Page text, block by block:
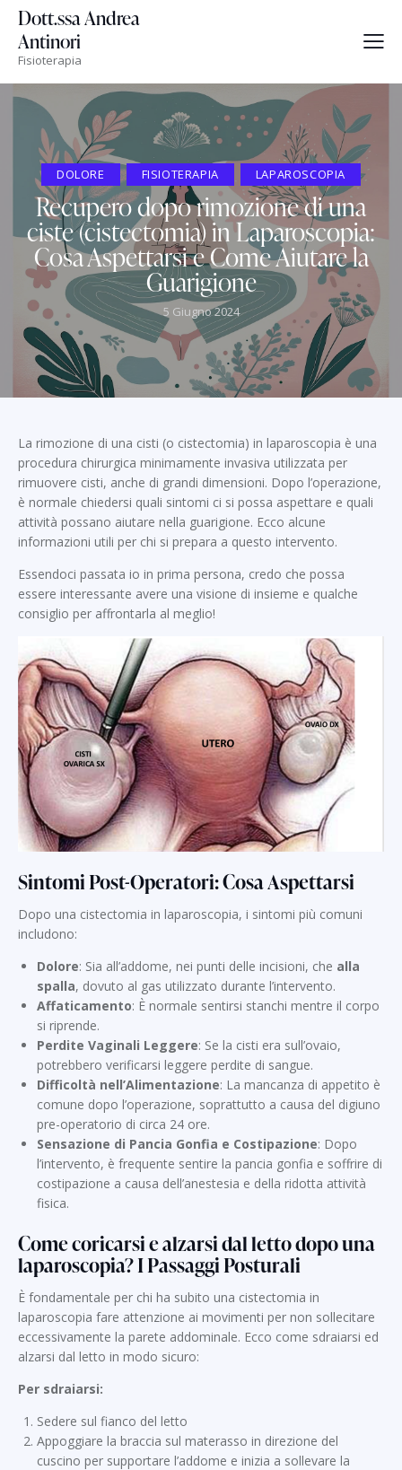
Dott.ssa Andrea
Antinori
Fisioterapia
DOLORE FISIOTERAPIA LAPAROSCOPIA
Recupero dopo rimozione di una
ciste (cistectomia) in Laparoscopia:
Cosa Aspettarsi e Come Aiutare la
Guarigione
5 Giugno 2024
La rimozione di una cisti (o cistectomia) in laparoscopia è una
procedura chirurgica minimamente invasiva utilizzata per
rimuovere cisti, anche di grandi dimensioni. Dopo l’operazione,
è normale chiedersi quali sintomi ci si possa aspettare e quali
attività possano aiutare nella guarigione. Ecco alcune
informazioni utili per chi si prepara a questo intervento.
Essendoci passata io in prima persona, credo che possa
essere interessante avere una visione di insieme e qualche
consiglio per affrontarla al meglio!
Sintomi Post-Operatori: Cosa Aspettarsi
Dopo una cistectomia in laparoscopia, i sintomi più comuni
includono:
Dolore: Sia all’addome, nei punti delle incisioni, che alla
spalla, dovuto al gas utilizzato durante l’intervento.
Affaticamento: È normale sentirsi stanchi mentre il corpo
si riprende.
Perdite Vaginali Leggere: Se la cisti era sull’ovaio,
potrebbero verificarsi leggere perdite di sangue.
Difficoltà nell’Alimentazione: La mancanza di appetito è
comune dopo l’operazione, soprattutto a causa del digiuno
pre-operatorio di circa 24 ore.
Sensazione di Pancia Gonfia e Costipazione: Dopo
l’intervento, è frequente sentire la pancia gonfia e soffrire di
costipazione a causa dell’anestesia e della ridotta attività
fisica.
Come coricarsi e alzarsi dal letto dopo una
laparoscopia? I Passaggi Posturali
È fondamentale per chi ha subito una cistectomia in
laparoscopia fare attenzione ai movimenti per non sollecitare
eccessivamente la parete addominale. Ecco come sdraiarsi ed
alzarsi dal letto in modo sicuro:
Per sdraiarsi:
Sedere sul fianco del letto
Appoggiare la braccia sul materasso in direzione del
cuscino per supportare l’addome e inizia a sollevare la